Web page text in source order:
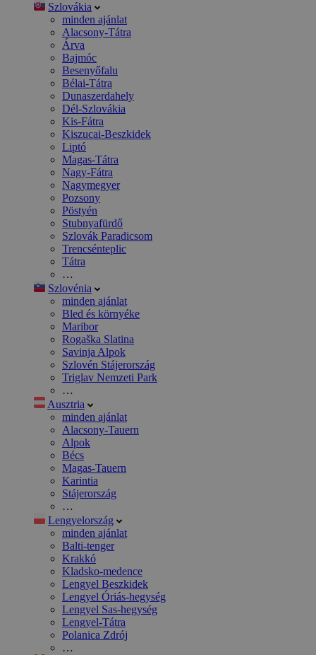
Szlovákia
minden ajánlat
Alacsony-Tátra
Árva
Bajmóc
Besenyőfalu
Bélai-Tátra
Dunaszerdahely
Dél-Szlovákia
Kis-Fátra
Kiszucai-Beszkidek
Liptó
Magas-Tátra
Nagy-Fátra
Nagymegyer
Pozsony
Pöstyén
Stubnyafürdő
Szlovák Paradicsom
Trencsénteplic
Tátra
…
Szlovénia
minden ajánlat
Bled és környéke
Maribor
Rogaška Slatina
Savinja Alpok
Szlovén Stájerország
Triglav Nemzeti Park
…
Ausztria
minden ajánlat
Alacsony-Tauern
Alpok
Bécs
Magas-Tauern
Karintia
Stájerország
…
Lengyelország
minden ajánlat
Balti-tenger
Krakkó
Kladsko-medence
Lengyel Beszkidek
Lengyel Óriás-hegység
Lengyel Sas-hegység
Lengyel-Tátra
Polanica Zdrój
…